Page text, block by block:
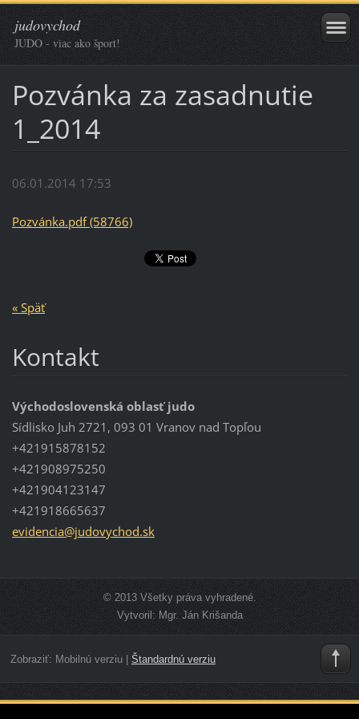
judovychod
JUDO - viac ako šport!
Pozvánka za zasadnutie
1_2014
06.01.2014 17:53
Pozvánka.pdf (58766)
« Späť
Kontakt
Východoslovenská oblasť judo
Sídlisko Juh 2721, 093 01 Vranov nad Topľou
+421915878152
+421908975250
+421904123147
+421918665637
evidencia@judovychod.sk
© 2013 Všetky práva vyhradené.
Vytvoril: Mgr. Ján Krišanda
Zobraziť: Mobilnú verziu| Štandardnú verziu